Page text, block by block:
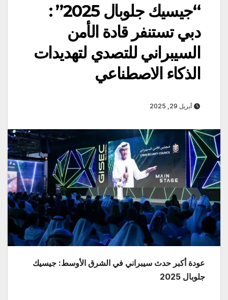
“جيسيك جلوبال 2025” :
دبي تستنفر قادة الأمن
السيبراني للتصدي لتهديدات
الذكاء الاصطناعي
أبريل 29, 2025
عودة أكبر حدث سيبراني في الشرق الأوسط: جيسيك
جلوبال 2025